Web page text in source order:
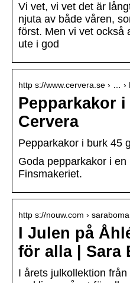
Vi vet, vi vet det är
njuta av både våren,
först. Men vi vet också
ute i god
http s://www.cervera.se › … ›
Pepparkakor
Cervera
Pepparkakor i burk 45
Goda pepparkakor i
Finsmakeriet.
http s://nouw.com ›
I Julen på
för alla | Sara
I årets julkollektion